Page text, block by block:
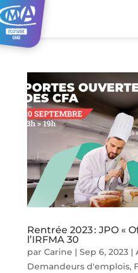
Rentrée 2023 : JPO «
l’IRFMA 30
par Carine | Sep 6, 2023|
Demandeurs d'emplois,